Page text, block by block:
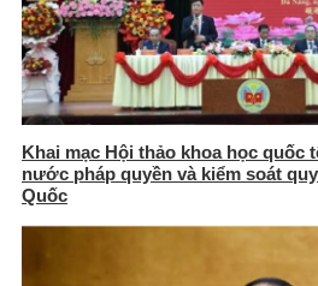
Khai mạc Hội thảo khoa học quốc
nước pháp quyền và kiểm soát
Quốc